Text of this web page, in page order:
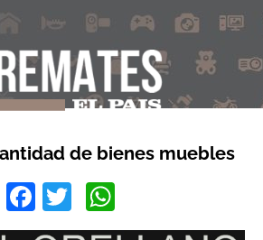
de bienes muebles
Facebook
Twitter